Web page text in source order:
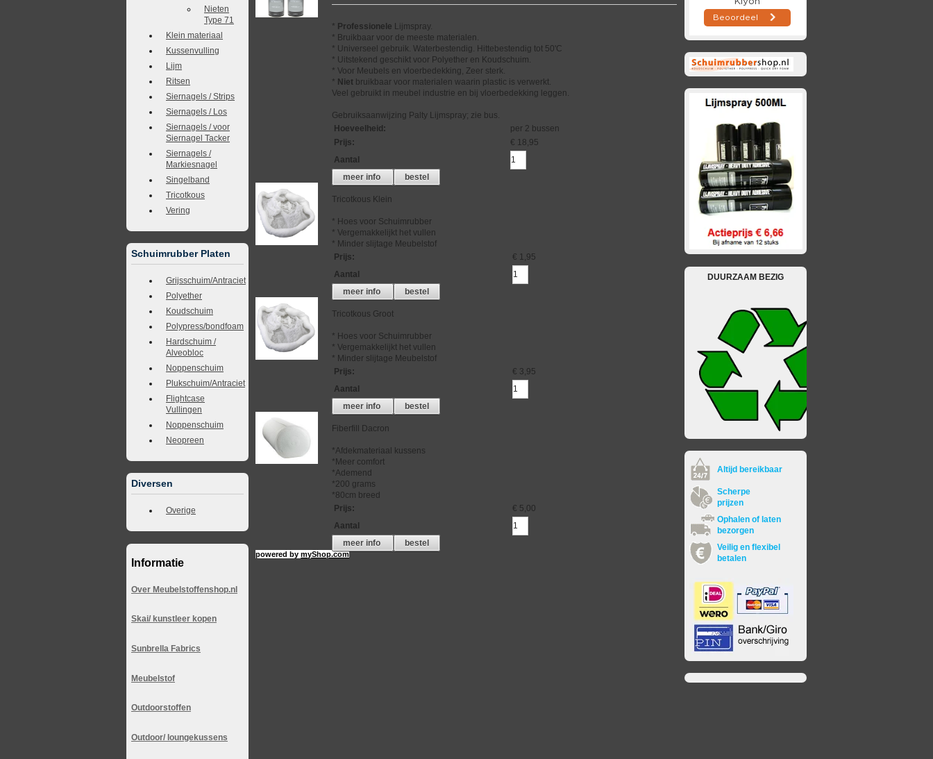
Nieten
Type 71
Klein materiaal
Kussenvulling
Lijm
Ritsen
Siernagels / Strips
Siernagels / Los
Siernagels / voor
Siernagel Tacker
Siernagels /
Markiesnagel
Singelband
Tricotkous
Vering
Schuimrubber Platen
Grijsschuim/Antraciet
Polyether
Koudschuim
Polypress/bondfoam
Hardschuim /
Alveobloc
Noppenschuim
Plukschuim/Antraciet
Flightcase
Vullingen
Noppenschuim
Neopreen
Diversen
Overige
Informatie
Over Meubelstoffenshop.nl
Skai/ kunstleer kopen
Sunbrella Fabrics
Meubelstof
Outdoorstoffen
Outdoor/ loungekussens
* Professionele Lijmspray.
* Bruikbaar voor de meeste materialen.
* Universeel gebruik. Waterbestendig. Hittebestendig tot 50'C
* Uitstekend geschikt voor Polyether en Koudschuim.
* Voor Meubels en vloerbedekking, Zeer sterk.
* Niet bruikbaar voor materialen waarin plastic is verwerkt.
Veel gebruikt in meubel industrie en bij vloerbedekking leggen.
Gebruiksaanwijzing Palty Lijmspray; zie bus.
Hoeveelheid :
per 2 bussen
Prijs:
€ 18,95
Aantal
meer info
bestel
Tricotkous Klein
* Hoes voor Schuimrubber
* Vergemakkelijkt het vullen
* Minder slijtage Meubelstof
Prijs:
€ 1,95
Aantal
meer info
bestel
Tricotkous Groot
* Hoes voor Schuimrubber
* Vergemakkelijkt het vullen
* Minder slijtage Meubelstof
Prijs:
€ 3,95
Aantal
meer info
bestel
Fiberfill Dacron
*Afdekmateriaal kussens
*Meer comfort
*Ademend
*200 grams
*80cm breed
Prijs:
€ 5,00
Aantal
meer info
bestel
powered bymyShop.com
DUURZAAM BEZIG
Altijd bereikbaar
Scherpe
prijzen
Ophalen of laten
bezorgen
Veilig en flexibel
betalen